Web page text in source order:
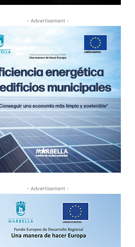
- Advertisement -
- Advertisement -